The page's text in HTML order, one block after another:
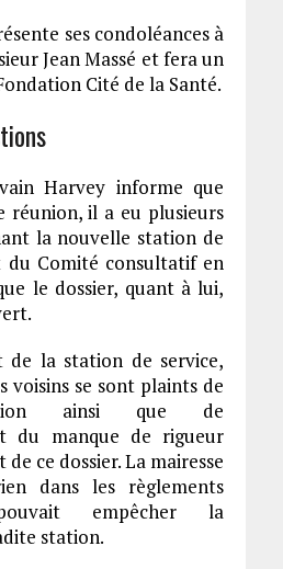
ses condoléances à
Jean Massé et fera un
Cité de la Santé.
Harvey informe que
réunion, il a eu plusieurs
la nouvelle station de
du Comité consultatif en
le dossier, quant à lui,
de la station de service,
voisins se sont plaints de
ainsi que de
du manque de rigueur
ce dossier. La mairesse
dans les règlements
empêcher la
station.